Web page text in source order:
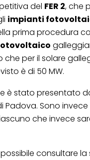
del FER 2, che
impianti
prima procedura
che per il solare
è di 50 MW.
è stato presentato
Padova. Sono
che invece
consultare la